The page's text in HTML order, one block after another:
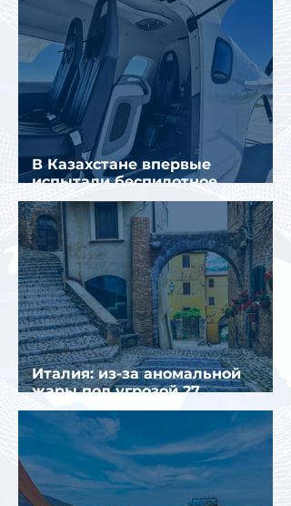
В Казахстане впервые
испытали беспилотное
аэротакси с пассажирами
Италия: из-за аномальной
жары под угрозой 27
крупнейших городов